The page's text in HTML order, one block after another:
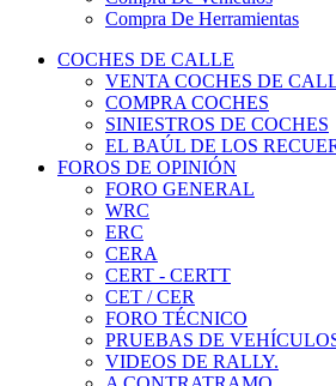
COCHES DE CALLE
VENTA COCHES DE
COMPRA COCHES
SINIESTROS DE COCHES
EL BAÚL DE LOS
FOROS DE OPINIÓN
FORO GENERAL
WRC
ERC
CERA
CERT - CERTT
CET / CER
FORO TÉCNICO
PRUEBAS DE
VIDEOS DE RALLY.
A CONTRATRAMO
TIENDA ONLINE